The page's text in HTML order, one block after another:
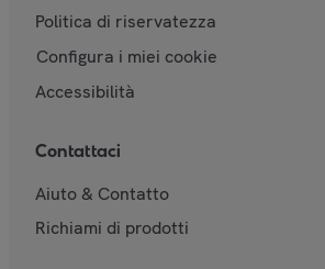
Politica di riservatezza
Configura i miei cookie
Accessibilità
Contattaci
Aiuto & Contatto
Richiami di prodotti